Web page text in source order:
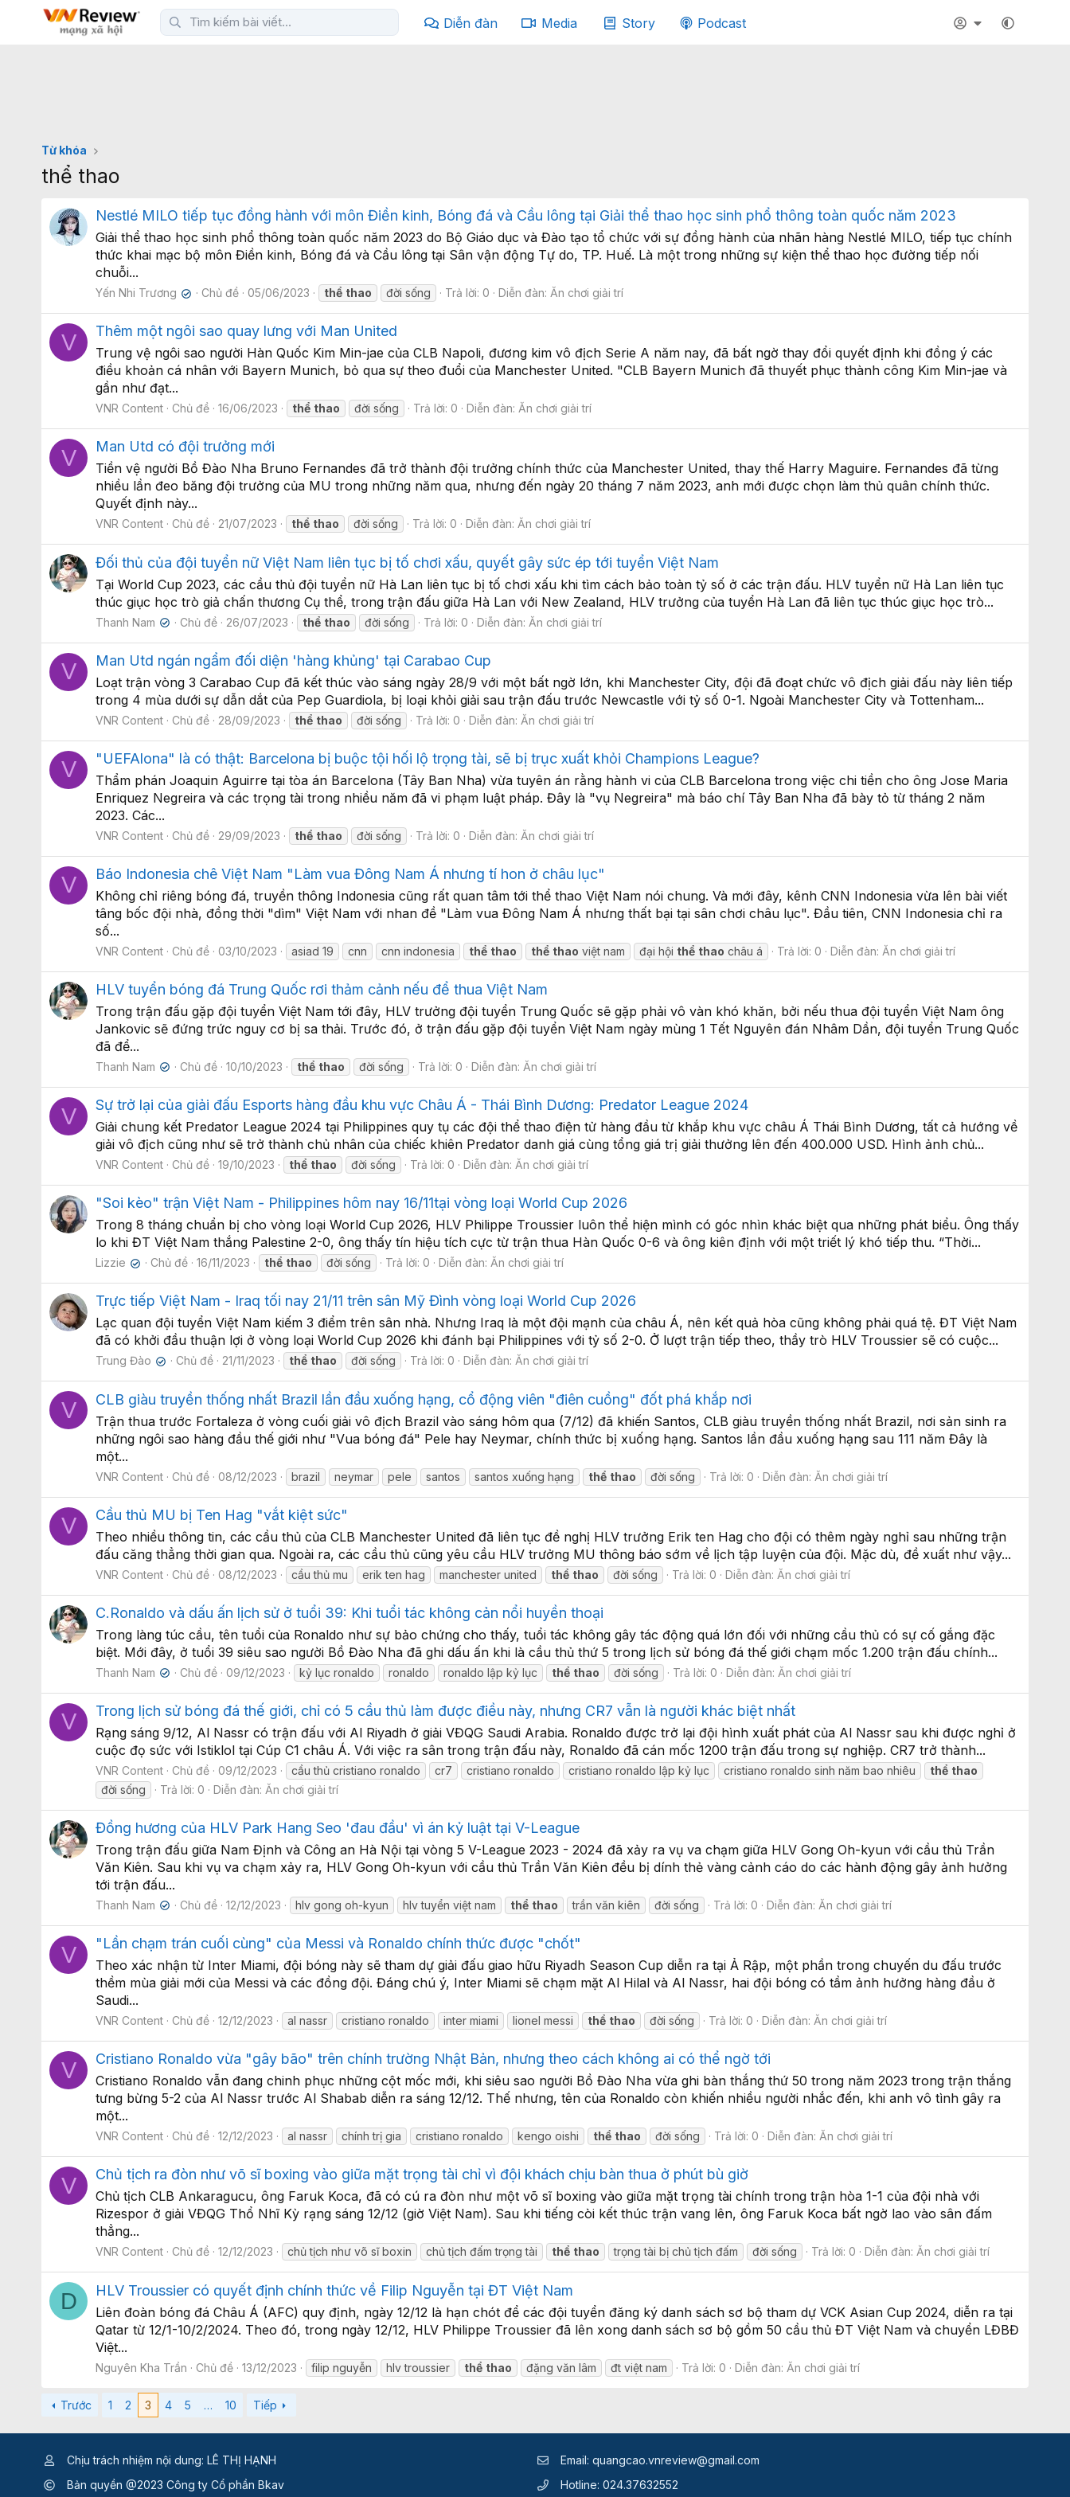
Diễn đàn Media Story Podcast
Từ khóa
thể thao
Nestlé MILO tiếp tục đồng hành với môn Điền kinh, Bóng đá và Cầu lông tại Giải thể thao học sinh phổ thông toàn quốc năm 2023
Giải thể thao học sinh phổ thông toàn quốc năm 2023 do Bộ Giáo dục và Đào tạo tổ chức với sự đồng hành của nhãn hàng Nestlé MILO, tiếp tục chính
thức khai mạc bộ môn Điền kinh, Bóng đá và Cầu lông tại Sân vận động Tự do, TP. Huế. Là một trong những sự kiện thể thao học đường tiếp nối
chuỗi...
Yến Nhi Trương ✔ Chủ đề 05/06/2023 thể thao đời sống Trả lời: 0 Diễn đàn: Ăn chơi giải trí
V Thêm một ngôi sao quay lưng với Man United
Trung vệ ngôi sao người Hàn Quốc Kim Min-jae của CLB Napoli, đương kim vô địch Serie A năm nay, đã bất ngờ thay đổi quyết định khi đồng ý các
điều khoản cá nhân với Bayern Munich, bỏ qua sự theo đuổi của Manchester United. "CLB Bayern Munich đã thuyết phục thành công Kim Min-jae và
gần như đạt...
VNR Content Chủ đề 16/06/2023 thể thao đời sống Trả lời: 0 Diễn đàn: Ăn chơi giải trí
V Man Utd có đội trưởng mới
Tiền vệ người Bồ Đào Nha Bruno Fernandes đã trở thành đội trưởng chính thức của Manchester United, thay thế Harry Maguire. Fernandes đã từng
nhiều lần đeo băng đội trưởng của MU trong những năm qua, nhưng đến ngày 20 tháng 7 năm 2023, anh mới được chọn làm thủ quân chính thức.
Quyết định này...
VNR Content Chủ đề 21/07/2023 thể thao đời sống Trả lời: 0 Diễn đàn: Ăn chơi giải trí
Đối thủ của đội tuyển nữ Việt Nam liên tục bị tố chơi xấu, quyết gây sức ép tới tuyển Việt Nam
Tại World Cup 2023, các cầu thủ đội tuyển nữ Hà Lan liên tục bị tố chơi xấu khi tìm cách bảo toàn tỷ số ở các trận đấu. HLV tuyển nữ Hà Lan liên tục
thúc giục học trò giả chấn thương Cụ thể, trong trận đấu giữa Hà Lan với New Zealand, HLV trưởng của tuyển Hà Lan đã liên tục thúc giục học trò...
Thanh Nam ✔ Chủ đề 26/07/2023 thể thao đời sống Trả lời: 0 Diễn đàn: Ăn chơi giải trí
V Man Utd ngán ngẩm đối diện 'hàng khủng' tại Carabao Cup
Loạt trận vòng 3 Carabao Cup đã kết thúc vào sáng ngày 28/9 với một bất ngờ lớn, khi Manchester City, đội đã đoạt chức vô địch giải đấu này liên tiếp
trong 4 mùa dưới sự dẫn dắt của Pep Guardiola, bị loại khỏi giải sau trận đấu trước Newcastle với tỷ số 0-1. Ngoài Manchester City và Tottenham...
VNR Content Chủ đề 28/09/2023 thể thao đời sống Trả lời: 0 Diễn đàn: Ăn chơi giải trí
V "UEFAlona" là có thật: Barcelona bị buộc tội hối lộ trọng tài, sẽ bị trục xuất khỏi Champions League?
Thẩm phán Joaquin Aguirre tại tòa án Barcelona (Tây Ban Nha) vừa tuyên án rằng hành vi của CLB Barcelona trong việc chi tiền cho ông Jose Maria
Enriquez Negreira và các trọng tài trong nhiều năm đã vi phạm luật pháp. Đây là "vụ Negreira" mà báo chí Tây Ban Nha đã bày tỏ từ tháng 2 năm
2023. Các...
VNR Content Chủ đề 29/09/2023 thể thao đời sống Trả lời: 0 Diễn đàn: Ăn chơi giải trí
V Báo Indonesia chê Việt Nam "Làm vua Đông Nam Á nhưng tí hon ở châu lục"
Không chỉ riêng bóng đá, truyền thông Indonesia cũng rất quan tâm tới thể thao Việt Nam nói chung. Và mới đây, kênh CNN Indonesia vừa lên bài viết
tâng bốc đội nhà, đồng thời "dìm" Việt Nam với nhan đề "Làm vua Đông Nam Á nhưng thất bại tại sân chơi châu lục". Đầu tiên, CNN Indonesia chỉ ra
số...
VNR Content Chủ đề 03/10/2023 asiad 19 cnn cnn indonesia thể thao thể thao việt nam đại hội thể thao châu á Trả lời: 0 Diễn đàn: Ăn chơi giải trí
HLV tuyển bóng đá Trung Quốc rơi thảm cảnh nếu để thua Việt Nam
Trong trận đấu gặp đội tuyển Việt Nam tới đây, HLV trưởng đội tuyển Trung Quốc sẽ gặp phải vô vàn khó khăn, bởi nếu thua đội tuyển Việt Nam ông
Jankovic sẽ đứng trức nguy cơ bị sa thải. Trước đó, ở trận đấu gặp đội tuyển Việt Nam ngày mùng 1 Tết Nguyên đán Nhâm Dần, đội tuyển Trung Quốc
đã để...
Thanh Nam ✔ Chủ đề 10/10/2023 thể thao đời sống Trả lời: 0 Diễn đàn: Ăn chơi giải trí
V Sự trở lại của giải đấu Esports hàng đầu khu vực Châu Á - Thái Bình Dương: Predator League 2024
Giải chung kết Predator League 2024 tại Philippines quy tụ các đội thể thao điện tử hàng đầu từ khắp khu vực châu Á Thái Bình Dương, tất cả hướng về
giải vô địch cũng như sẽ trở thành chủ nhân của chiếc khiên Predator danh giá cùng tổng giá trị giải thưởng lên đến 400.000 USD. Hình ảnh chủ...
VNR Content Chủ đề 19/10/2023 thể thao đời sống Trả lời: 0 Diễn đàn: Ăn chơi giải trí
"Soi kèo" trận Việt Nam - Philippines hôm nay 16/11tại vòng loại World Cup 2026
Trong 8 tháng chuẩn bị cho vòng loại World Cup 2026, HLV Philippe Troussier luôn thể hiện mình có góc nhìn khác biệt qua những phát biểu. Ông thấy
lo khi ĐT Việt Nam thắng Palestine 2-0, ông thấy tín hiệu tích cực từ trận thua Hàn Quốc 0-6 và ông kiên định với một triết lý khó tiếp thu. “Thời...
Lizzie ✔ Chủ đề 16/11/2023 thể thao đời sống Trả lời: 0 Diễn đàn: Ăn chơi giải trí
Trực tiếp Việt Nam - Iraq tối nay 21/11 trên sân Mỹ Đình vòng loại World Cup 2026
Lạc quan đội tuyển Việt Nam kiếm 3 điểm trên sân nhà. Nhưng Iraq là một đội mạnh của châu Á, nên kết quả hòa cũng không phải quá tệ. ĐT Việt Nam
đã có khởi đầu thuận lợi ở vòng loại World Cup 2026 khi đánh bại Philippines với tỷ số 2-0. Ở lượt trận tiếp theo, thầy trò HLV Troussier sẽ có cuộc...
Trung Đào ✔ Chủ đề 21/11/2023 thể thao đời sống Trả lời: 0 Diễn đàn: Ăn chơi giải trí
V CLB giàu truyền thống nhất Brazil lần đầu xuống hạng, cổ động viên "điên cuồng" đốt phá khắp nơi
Trận thua trước Fortaleza ở vòng cuối giải vô địch Brazil vào sáng hôm qua (7/12) đã khiến Santos, CLB giàu truyền thống nhất Brazil, nơi sản sinh ra
những ngôi sao hàng đầu thế giới như "Vua bóng đá" Pele hay Neymar, chính thức bị xuống hạng. Santos lần đầu xuống hạng sau 111 năm Đây là
một...
VNR Content Chủ đề 08/12/2023 brazil neymar pele santos santos xuống hạng thể thao đời sống Trả lời: 0 Diễn đàn: Ăn chơi giải trí
V Cầu thủ MU bị Ten Hag "vắt kiệt sức"
Theo nhiều thông tin, các cầu thủ của CLB Manchester United đã liên tục đề nghị HLV trưởng Erik ten Hag cho đội có thêm ngày nghỉ sau những trận
đấu căng thẳng thời gian qua. Ngoài ra, các cầu thủ cũng yêu cầu HLV trưởng MU thông báo sớm về lịch tập luyện của đội. Mặc dù, đề xuất như vậy...
VNR Content Chủ đề 08/12/2023 cầu thủ mu erik ten hag manchester united thể thao đời sống Trả lời: 0 Diễn đàn: Ăn chơi giải trí
C.Ronaldo và dấu ấn lịch sử ở tuổi 39: Khi tuổi tác không cản nổi huyền thoại
Trong làng túc cầu, tên tuổi của Ronaldo như sự bảo chứng cho thấy, tuổi tác không gây tác động quá lớn đối với những cầu thủ có sự cố gắng đặc
biệt. Mới đây, ở tuổi 39 siêu sao người Bồ Đào Nha đã ghi dấu ấn khi là cầu thủ thứ 5 trong lịch sử bóng đá thế giới chạm mốc 1.200 trận đấu chính...
Thanh Nam ✔ Chủ đề 09/12/2023 kỷ lục ronaldo ronaldo ronaldo lập kỷ lục thể thao đời sống Trả lời: 0 Diễn đàn: Ăn chơi giải trí
V Trong lịch sử bóng đá thế giới, chỉ có 5 cầu thủ làm được điều này, nhưng CR7 vẫn là người khác biệt nhất
Rạng sáng 9/12, Al Nassr có trận đấu với Al Riyadh ở giải VĐQG Saudi Arabia. Ronaldo được trở lại đội hình xuất phát của Al Nassr sau khi được nghỉ ở
cuộc đọ sức với Istiklol tại Cúp C1 châu Á. Với việc ra sân trong trận đấu này, Ronaldo đã cán mốc 1200 trận đấu trong sự nghiệp. CR7 trở thành...
VNR Content Chủ đề 09/12/2023 cầu thủ cristiano ronaldo cr7 cristiano ronaldo cristiano ronaldo lập kỷ lục cristiano ronaldo sinh năm bao nhiêu thể thao
đời sống
Trả lời: 0 Diễn đàn: Ăn chơi giải trí
Đồng hương của HLV Park Hang Seo 'đau đầu' vì án kỷ luật tại V-League
Trong trận đấu giữa Nam Định và Công an Hà Nội tại vòng 5 V-League 2023 - 2024 đã xảy ra vụ va chạm giữa HLV Gong Oh-kyun với cầu thủ Trần
Văn Kiên. Sau khi vụ va chạm xảy ra, HLV Gong Oh-kyun với cầu thủ Trần Văn Kiên đều bị dính thẻ vàng cảnh cáo do các hành động gây ảnh hưởng
tới trận đấu...
Thanh Nam ✔ Chủ đề 12/12/2023 hlv gong oh-kyun hlv tuyển việt nam thể thao trần văn kiên đời sống Trả lời: 0 Diễn đàn: Ăn chơi giải trí
V "Lần chạm trán cuối cùng" của Messi và Ronaldo chính thức được "chốt"
Theo xác nhận từ Inter Miami, đội bóng này sẽ tham dự giải đấu giao hữu Riyadh Season Cup diễn ra tại Ả Rập, một phần trong chuyến du đấu trước
thềm mùa giải mới của Messi và các đồng đội. Đáng chú ý, Inter Miami sẽ chạm mặt Al Hilal và Al Nassr, hai đội bóng có tầm ảnh hưởng hàng đầu ở
Saudi...
VNR Content Chủ đề 12/12/2023 al nassr cristiano ronaldo inter miami lionel messi thể thao đời sống Trả lời: 0 Diễn đàn: Ăn chơi giải trí
V Cristiano Ronaldo vừa "gây bão" trên chính trường Nhật Bản, nhưng theo cách không ai có thể ngờ tới
Cristiano Ronaldo vẫn đang chinh phục những cột mốc mới, khi siêu sao người Bồ Đào Nha vừa ghi bàn thắng thứ 50 trong năm 2023 trong trận thắng
tưng bừng 5-2 của Al Nassr trước Al Shabab diễn ra sáng 12/12. Thế nhưng, tên của Ronaldo còn khiến nhiều người nhắc đến, khi anh vô tình gây ra
một...
VNR Content Chủ đề 12/12/2023 al nassr chính trị gia cristiano ronaldo kengo oishi thể thao đời sống Trả lời: 0 Diễn đàn: Ăn chơi giải trí
V Chủ tịch ra đòn như võ sĩ boxing vào giữa mặt trọng tài chỉ vì đội khách chịu bàn thua ở phút bù giờ
Chủ tịch CLB Ankaragucu, ông Faruk Koca, đã có cú ra đòn như một võ sĩ boxing vào giữa mặt trọng tài chính trong trận hòa 1-1 của đội nhà với
Rizespor ở giải VĐQG Thổ Nhĩ Kỳ rạng sáng 12/12 (giờ Việt Nam). Sau khi tiếng còi kết thúc trận vang lên, ông Faruk Koca bất ngờ lao vào sân đấm
thẳng...
VNR Content Chủ đề 12/12/2023 chủ tịch như võ sĩ boxin chủ tịch đấm trọng tài thể thao trọng tài bị chủ tịch đấm đời sống Trả lời: 0 Diễn đàn: Ăn chơi giải trí
D HLV Troussier có quyết định chính thức về Filip Nguyễn tại ĐT Việt Nam
Liên đoàn bóng đá Châu Á (AFC) quy định, ngày 12/12 là hạn chót để các đội tuyển đăng ký danh sách sơ bộ tham dự VCK Asian Cup 2024, diễn ra tại
Qatar từ 12/1-10/2/2024. Theo đó, trong ngày 12/12, HLV Philippe Troussier đã lên xong danh sách sơ bộ gồm 50 cầu thủ ĐT Việt Nam và chuyển LĐBĐ
Việt...
Nguyên Kha Trần Chủ đề 13/12/2023 filip nguyễn hlv troussier thể thao đặng văn lâm đt việt nam Trả lời: 0 Diễn đàn: Ăn chơi giải trí
Trước 1 2 3 4 5 … 10 Tiếp
Chịu trách nhiệm nội dung: LÊ THỊ HẠNH
Bản quyền @2023 Công ty Cổ phần Bkav
Email: quangcao.vnreview@gmail.com
Hotline: 024.37632552